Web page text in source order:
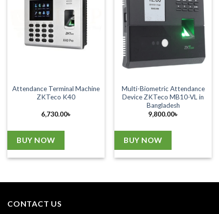
Attendance Terminal Machine
ZKTeco K40
6,730.00৳
BUY NOW
Multi-Biometric Attendance
Device ZKTeco MB10-VL in
Bangladesh
9,800.00৳
BUY NOW
CONTACT US